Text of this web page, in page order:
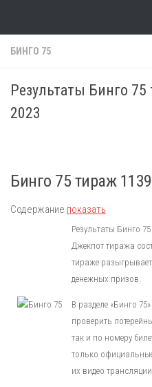
БИНГО 75
Результаты Бинго
2023
Бинго 75 тираж
Содержание показать
Результаты Бинго
Джекпот тиража
тираже
денежных призов.
В разделе «Бинго
проверить
так и по номеру
только
их видео